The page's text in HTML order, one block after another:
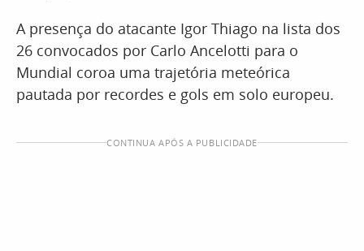
A presença do atacante Igor Thiago na lista dos
26 convocados por Carlo Ancelotti para o
Mundial coroa uma trajetória meteórica
pautada por recordes e gols em solo europeu.
CONTINUA APÓS A PUBLICIDADE